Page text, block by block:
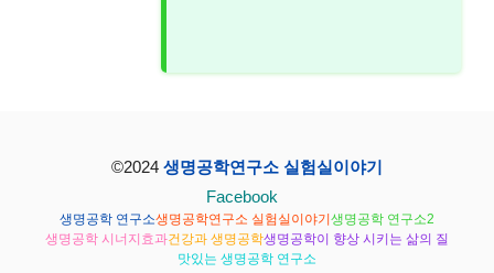
©2024 생명공학연구소 실험실이야기
Facebook
생명공학 연구소생명공학연구소 실험실이야기생명공학 연구소2
생명공학 시너지효과건강과 생명공학생명공학이 향상 시키는 삶의 질
맛있는 생명공학 연구소